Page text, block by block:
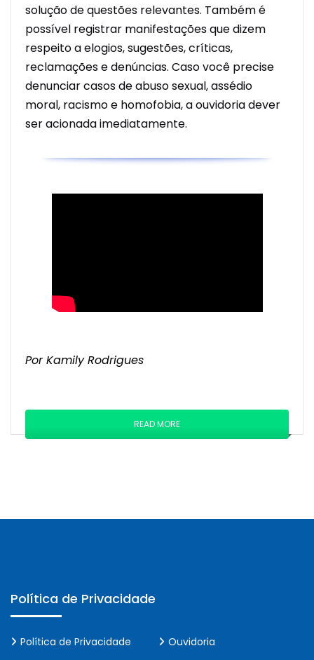
solução de questões relevantes. Também é
possível registrar manifestações que dizem
respeito a elogios, sugestões, críticas,
reclamações e denúncias. Caso você precise
denunciar casos de abuso sexual, assédio
moral, racismo e homofobia, a ouvidoria dever
ser acionada imediatamente.
Por Kamily Rodrigues
READ MORE
Política de Privacidade
Política de Privacidade Ouvidoria